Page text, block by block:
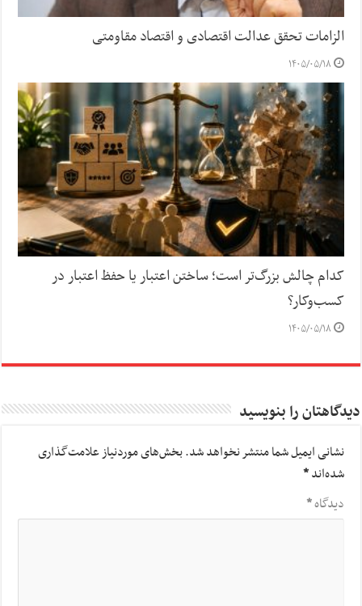
الزامات تحقق عدالت اقتصادی و اقتصاد مقاومتی
۱۴۰۵/۰۵/۱۸
کدام چالش بزرگ‌تر است؛ ساختن اعتبار یا حفظ اعتبار در
کسب‌وکار؟
۱۴۰۵/۰۵/۱۸
دیدگاهتان را بنویسید
نشانی ایمیل شما منتشر نخواهد شد.بخش‌های موردنیاز علامت‌گذاری
شده‌اند*
دیدگاه*